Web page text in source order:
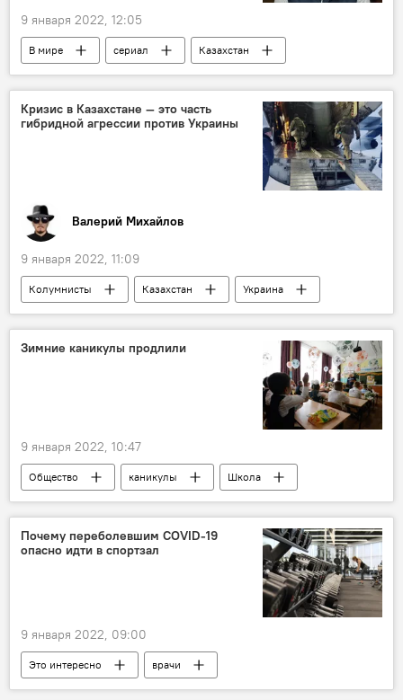
9 января 2022, 12:05
В мире сериал
Казахстан
актер
Кризис в Казахстане — это часть
гибридной агрессии против Украины
Валерий Михайлов
9 января 2022, 11:09
Колумнисты Казахстан
Украина
кризис
энергетика
Зимние каникулы продлили
9 января 2022, 10:47
Общество каникулы
Школа
Министерство народного образования Узбекистана
Почему переболевшим COVID-19
опасно идти в спортзал
9 января 2022, 09:00
Это интересно
врачи
Коронавирус COVID-19
Спорт